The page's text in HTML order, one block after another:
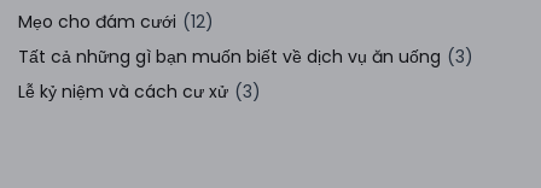
Mẹo cho đám cưới (12)
Tất cả những gì bạn muốn biết về dịch vụ ăn uống (3)
Lễ kỷ niệm và cách cư xử (3)